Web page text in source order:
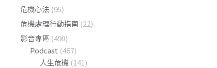
危機心法 (95)
危機處理行動指南 (22)
影音專區 (490)
Podcast (467)
人生危機 (141)